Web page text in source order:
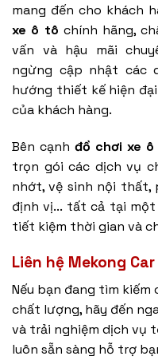
mang đến cho khách
xe ô tô chính hãng,
vấn và hậu mãi
ngừng cập nhật các
hướng thiết kế hiện
của khách hàng.
Bên cạnh đồ chơi xe
trọn gói các dịch vụ
nhớt, vệ sinh nội thất,
định vị... tất cả tại
tiết kiệm thời gian và
Liên hệ Mekong
Nếu bạn đang tìm kiếm
chất lượng, hãy đến
và trải nghiệm dịch vụ
luôn sẵn sàng hỗ trợ